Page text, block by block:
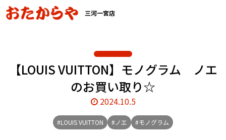
三河一宮店
【LOUIS VUITTON】モノグラム ノエ
のお買い取り☆
2024.10.5
#LOUIS VUITTON #ノエ #モノグラム